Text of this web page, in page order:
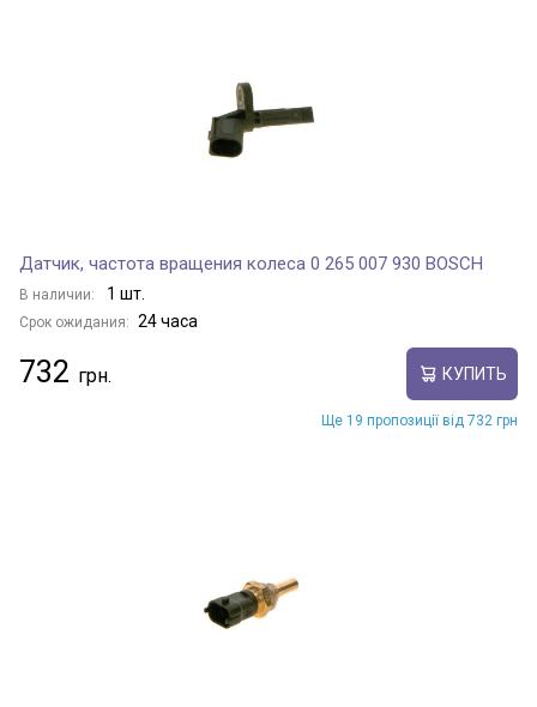
Датчик, частота вращения колеса 0 265 007 930 BOSCH
В наличии: 1 шт.
Срок ожидания: 24 часа
732 КУПИТЬ
Ще 19 пропозиції від 732 грн